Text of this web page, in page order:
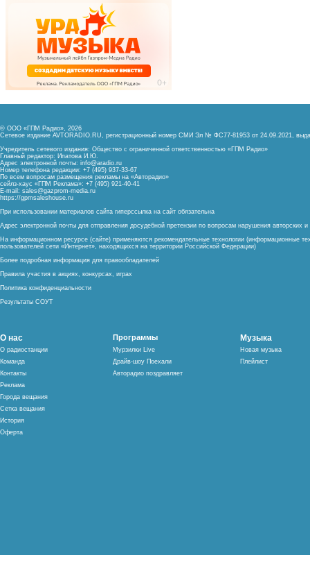
© ООО «ГПМ Радио», 2026
Сетевое издание AVTORADIO.RU, регистрационный номер СМИ Эл № ФС77-81953 от 24.09.2021,
Учредитель сетевого издания: Общество с ограниченной ответственностью «ГПМ Радио»
Главный редактор: Ипатова И.Ю.
Адрес электронной почты: info@aradio.ru
Номер телефона редакции: +7 (495) 937-33-67
По всем вопросам размещения рекламы на «Авторадио»
сейлз-хаус «ГПМ Реклама»: +7 (495) 921-40-41
E-mail: sales@gazprom-media.ru
https://gpmsaleshouse.ru
При использовании материалов сайта гиперссылка на сайт обязательна
Адрес электронной почты для отправления досудебной претензии по вопросам нарушения авторских
На информационном ресурсе (сайте) применяются рекомендательные технологии (информационные
пользователей сети «Интернет», находящихся на территории Российской Федерации)
Более подробная информация для правообладателей
Правила участия в акциях, конкурсах, играх
Политика конфиденциальности
Результаты СОУТ
О нас
О радиостанции
Команда
Контакты
Реклама
Города вещания
Сетка вещания
История
Оферта
Программы
Мурзилки Live
Драйв-шоу Поехали
Авторадио поздравляет
Музыка
Новая музыка
Плейлист